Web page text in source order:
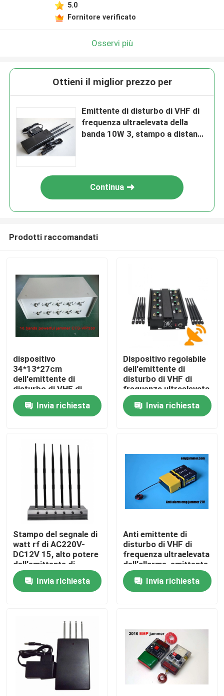
Casa
Video
Chi siamo
Giro della fabbrica
Controllo di qualità
Emittenti di disturbo del fuco
Emittente di disturbo del segnale radio
Emittente di disturbo di radiofrequenza
5.0
Fornitore verificato
Osservi più
Ottieni il miglior prezzo per
Emittente di disturbo di VHF di
frequenza ultraelevata della
banda 10W 3, stampo a distanza
Continua
Prodotti raccomandati
dispositivo
34*13*27cm
dell'emittente di
disturbo di VHF di
frequenza ultraelevata
di 25kg 250W per la
rete di 2G 3G 4G Wifi
Invia richiesta
Dispositivo regolabile
dell'emittente di
disturbo di VHF di
frequenza ultraelevata
di 8 bande per
bloccare il segnale
16W del telefono
Invia richiesta
Stampo del segnale di
watt rf di AC220V-
DC12V 15, alto potere
dell'emittente di
disturbo del segnale
del telefono cellulare
Invia richiesta
Anti emittente di
disturbo di VHF di
frequenza ultraelevata
dell'allarme, emittente
di disturbo di Emp di
alto potere per lo slot
machine 56MHZ
Invia richiesta